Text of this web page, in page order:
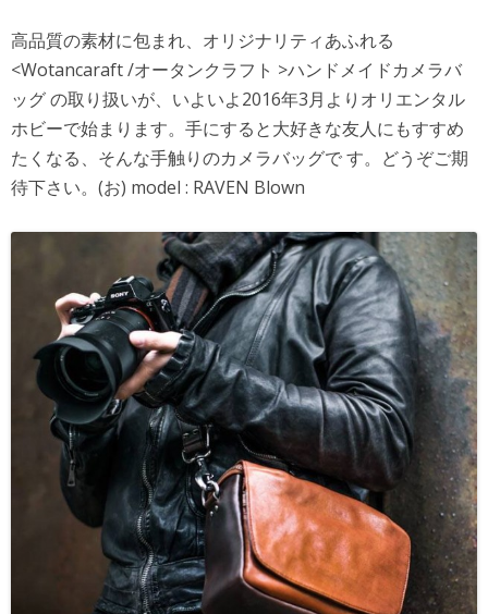
高品質の素材に包まれ、オリジナリティあふれる
<Wotancaraft /オータンクラフト >ハンドメイドカメラバ
ッグ の取り扱いが、いよいよ2016年3月よりオリエンタル
ホビーで始まります。手にすると大好きな友人にもすすめ
たくなる、そんな手触りのカメラバッグで す。どうぞご期
待下さい。(お) model : RAVEN Blown